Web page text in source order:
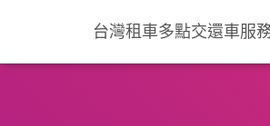
台灣租車多點交還車服